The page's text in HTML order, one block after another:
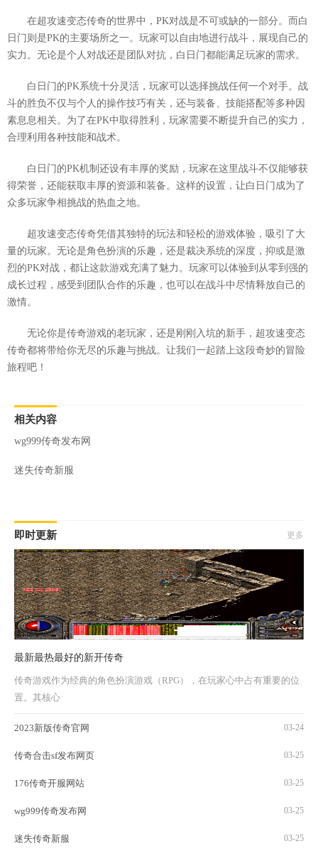
在超攻速变态传奇的世界中，PK对战是不可或缺的一部分。而白
日门则是PK的主要场所之一。玩家可以自由地进行战斗，展现自己的
实力。无论是个人对战还是团队对抗，白日门都能满足玩家的需求。
白日门的PK系统十分灵活，玩家可以选择挑战任何一个对手。战
斗的胜负不仅与个人的操作技巧有关，还与装备、技能搭配等多种因
素息息相关。为了在PK中取得胜利，玩家需要不断提升自己的实力，
合理利用各种技能和战术。
白日门的PK机制还设有丰厚的奖励，玩家在这里战斗不仅能够获
得荣誉，还能获取丰厚的资源和装备。这样的设置，让白日门成为了
众多玩家争相挑战的热血之地。
超攻速变态传奇凭借其独特的玩法和轻松的游戏体验，吸引了大
量的玩家。无论是角色扮演的乐趣，还是裁决系统的深度，抑或是激
烈的PK对战，都让这款游戏充满了魅力。玩家可以体验到从零到强的
成长过程，感受到团队合作的乐趣，也可以在战斗中尽情释放自己的
激情。
无论你是传奇游戏的老玩家，还是刚刚入坑的新手，超攻速变态
传奇都将带给你无尽的乐趣与挑战。让我们一起踏上这段奇妙的冒险
旅程吧！
相关内容
wg999传奇发布网
迷失传奇新服
即时更新 更多
最新最热最好的新开传奇
传奇游戏作为经典的角色扮演游戏（RPG），在玩家心中占有重要的位
置。其核心
2023新版传奇官网 03-24
传奇合击sf发布网页 03-25
176传奇开服网站 03-25
wg999传奇发布网 03-25
迷失传奇新服 03-25